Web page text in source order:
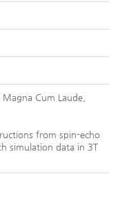
Cum Laude,
from spin-echo
simulation data in 3T